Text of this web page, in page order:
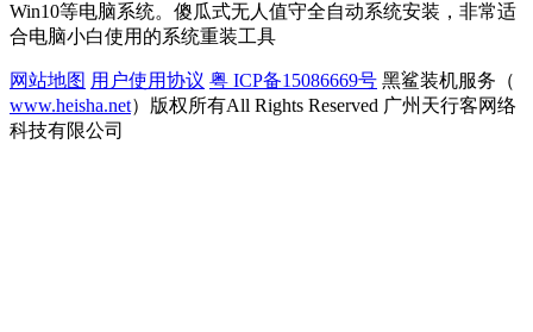
Win10等电脑系统。傻瓜式无人值守全自动系统安装，非常适
合电脑小白使用的系统重装工具
网站地图 用户使用协议 粤 ICP备15086669号 黑鲨装机服务（
www.heisha.net）版权所有All Rights Reserved 广州天行客网络
科技有限公司